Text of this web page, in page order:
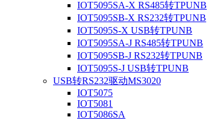
IOT5095SA-X RS485转TPUNB
IOT5095SB-X RS232转TPUNB
IOT5095S-X USB转TPUNB
IOT5095SA-J RS485转TPUNB
IOT5095SB-J RS232转TPUNB
IOT5095S-J USB转TPUNB
USB转RS232驱动MS3020
IOT5075
IOT5081
IOT5086SA